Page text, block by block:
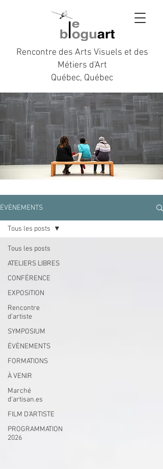
Rencontre des Arts Visuels et des
Métiers d'Art
Québec, Québec
ÉVÈNEMENTS
Tous les posts
ATELIERS LIBRES
CONFÉRENCE
EXPOSITION
Rencontre
d’artiste
SYMPOSIUM
ÉVÈNEMENTS
FORMATIONS
À VENIR
Marché
d'artisan.es
FILM D'ARTISTE
PROGRAMMATION
2026
Tous les posts